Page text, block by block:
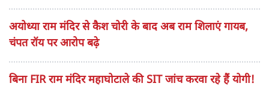
अयोध्या राम मंदिर से कैश चोरी के बाद अब राम शिलाएं गायब,
चंपत रॉय पर आरोप बढ़े
बिना FIR राम मंदिर महाघोटाले की SIT जांच करवा रहे हैं योगी!